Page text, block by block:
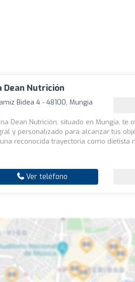
Dean Nutrición
Bidea 4 - 48100, Mungia
Dean Nutrición, situado en Mungía, te
y personalizado para alcanzar tus
reconocida trayectoria como dietista
Ver teléfono